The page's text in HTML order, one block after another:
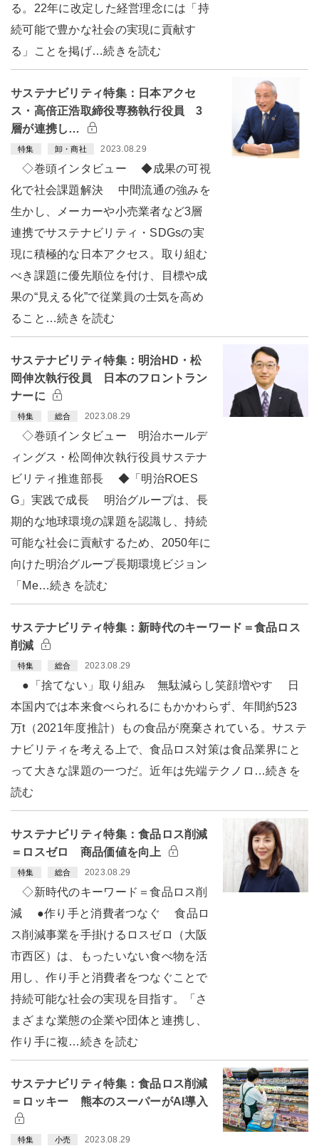
る。22年に改定した経営理念には「持
続可能で豊かな社会の実現に貢献す
る」ことを掲げ…続きを読む
サステナビリティ特集：日本アクセ
ス・高倍正浩取締役専務執行役員 3
層が連携し…
特集 卸・商社 2023.08.29
◇巻頭インタビュー ◆成果の可視
化で社会課題解決 中間流通の強みを
生かし、メーカーや小売業者など3層
連携でサステナビリティ・SDGsの実
現に積極的な日本アクセス。取り組む
べき課題に優先順位を付け、目標や成
果の“見える化”で従業員の士気を高め
ること…続きを読む
サステナビリティ特集：明治HD・松
岡伸次執行役員 日本のフロントラン
ナーに
特集 総合 2023.08.29
◇巻頭インタビュー 明治ホールデ
ィングス・松岡伸次執行役員サステナ
ビリティ推進部長 ◆「明治ROES
G」実践で成長 明治グループは、長
期的な地球環境の課題を認識し、持続
可能な社会に貢献するため、2050年に
向けた明治グループ長期環境ビジョン
「Me…続きを読む
サステナビリティ特集：新時代のキーワード＝食品ロス
削減
特集 総合 2023.08.29
●「捨てない」取り組み 無駄減らし笑顔増やす 日
本国内では本来食べられるにもかかわらず、年間約523
万t（2021年度推計）もの食品が廃棄されている。サステ
ナビリティを考える上で、食品ロス対策は食品業界にと
って大きな課題の一つだ。近年は先端テクノロ…続きを
読む
サステナビリティ特集：食品ロス削減
＝ロスゼロ 商品価値を向上
特集 総合 2023.08.29
◇新時代のキーワード＝食品ロス削
減 ●作り手と消費者つなぐ 食品ロ
ス削減事業を手掛けるロスゼロ（大阪
市西区）は、もったいない食べ物を活
用し、作り手と消費者をつなぐことで
持続可能な社会の実現を目指す。「さ
まざまな業態の企業や団体と連携し、
作り手に複…続きを読む
サステナビリティ特集：食品ロス削減
＝ロッキー 熊本のスーパーがAI導入
特集 小売 2023.08.29